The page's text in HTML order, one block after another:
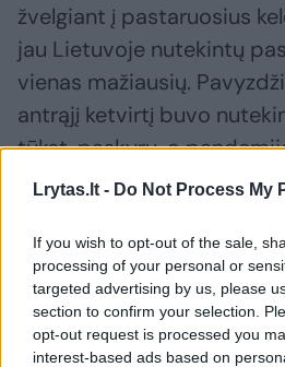
Lrytas.lt - Do Not Process My
If you wish to opt-out of the sale,
processing of your personal or
targeted advertising by us, please
section to confirm your selection.
opt-out request is processed you
interest-based ads based on
žvelgiant į pastaruosius
jau Lietuvoje nutekintų
vienas mažiausių.
antrąjį ketvirtį buvo
tūkst. paskyrų, o
skaičius net viršijo 700
Ekspertas prideda, kad
pat nederėtų tiesiogiai
kibernetinių atakų kilmę